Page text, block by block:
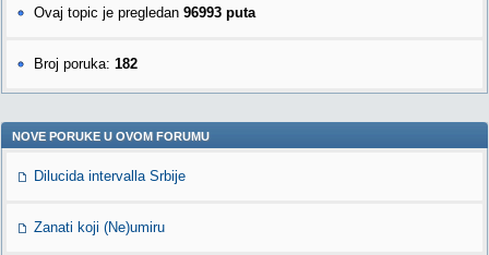
Ovaj topic je pregledan 96993 puta
Broj poruka: 182
NOVE PORUKE U OVOM FORUMU
Dilucida intervalla Srbije
Zanati koji (Ne)umiru